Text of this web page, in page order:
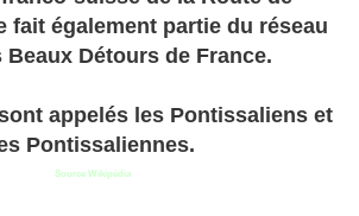
fait également partie du réseau
Beaux Détours de France.
appelés les Pontissaliens et
Pontissaliennes.
Source Wikipédia